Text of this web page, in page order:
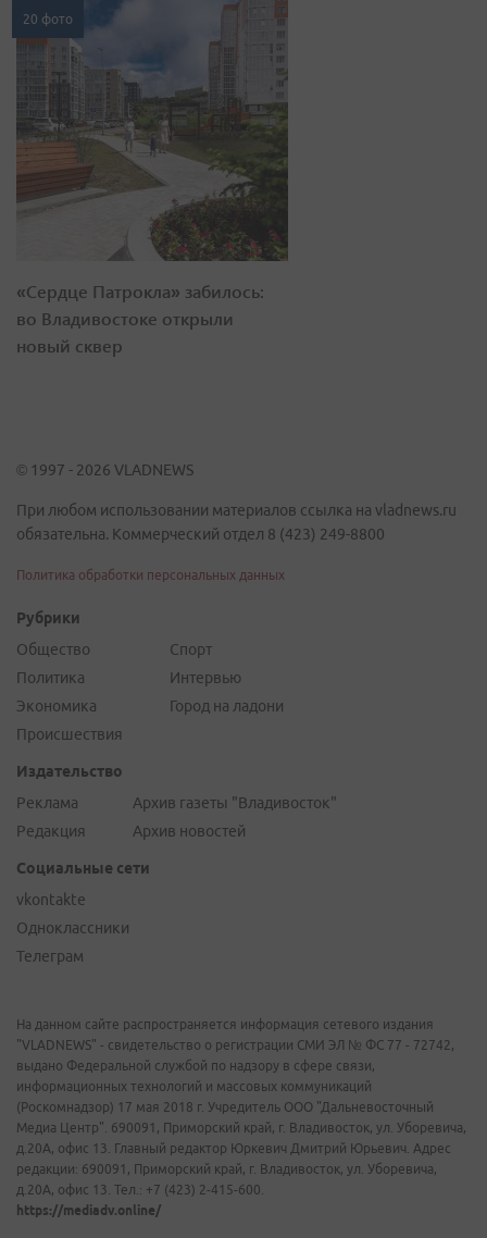
20 фото
«Сердце Патрокла» забилось:
во Владивостоке открыли
новый сквер
© 1997 - 2026 VLADNEWS
При любом использовании материалов ссылка на vladnews.ru
обязательна. Коммерческий отдел 8 (423) 249-8800
Политика обработки персональных данных
Рубрики
Общество
Политика
Экономика
Происшествия
Спорт
Интервью
Город на ладони
Издательство
Реклама
Редакция
Архив газеты "Владивосток"
Архив новостей
Социальные сети
vkontakte
Одноклассники
Телеграм
На данном сайте распространяется информация сетевого издания
"VLADNEWS" - свидетельство о регистрации СМИ ЭЛ № ФС 77 - 72742,
выдано Федеральной службой по надзору в сфере связи,
информационных технологий и массовых коммуникаций
(Роскомнадзор) 17 мая 2018 г. Учредитель ООО "Дальневосточный
Медиа Центр". 690091, Приморский край, г. Владивосток, ул. Уборевича,
д.20А, офис 13. Главный редактор Юркевич Дмитрий Юрьевич. Адрес
редакции: 690091, Приморский край, г. Владивосток, ул. Уборевича,
д.20А, офис 13. Тел.: +7 (423) 2-415-600.
https://mediadv.online/